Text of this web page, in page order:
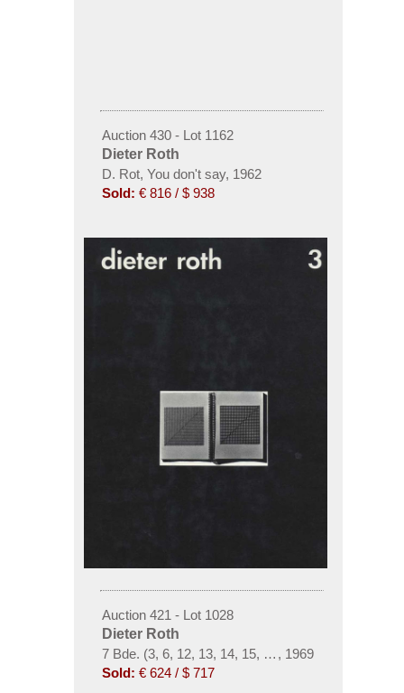
Auction 430 - Lot 1162
Dieter Roth
D. Rot, You don't say, 1962
Sold: € 816 / $ 938
Auction 421 - Lot 1028
Dieter Roth
7 Bde. (3, 6, 12, 13, 14, 15, 20,) Ges. Werke Dieter
, 1969
Sold: € 624 / $ 717